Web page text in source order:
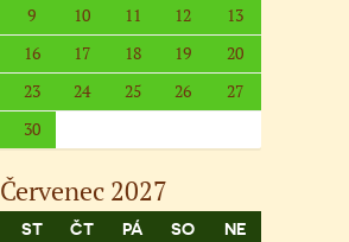
9 10 11 12
13
16 17 18 19
20
23 24 25 26
27
30
Červenec 2027
ST ČT PÁ SO NE